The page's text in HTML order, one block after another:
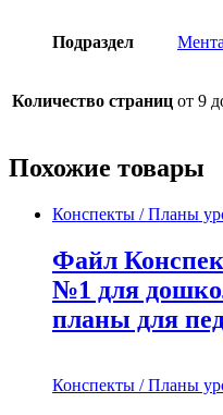
Подраздел
Количество страниц от 9
Похожие товары
Конспекты / Планы
Файл
№1 для
планы для
Конспекты / Планы